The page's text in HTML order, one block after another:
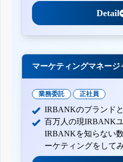
Detail
マーケティングマネージ
業務委託 正社員
IRBANKのブランド
百万人の現IRBANK
IRBANKを知らない
ーケティングをして